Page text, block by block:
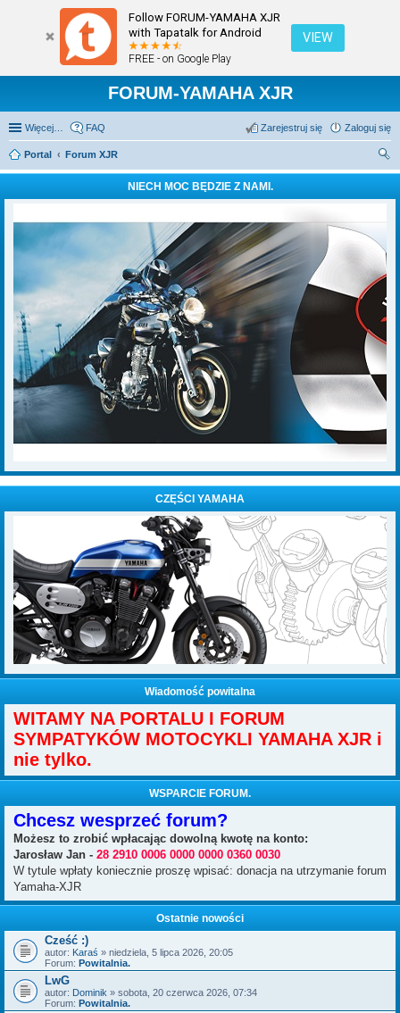
Follow FORUM-YAMAHA XJR
with Tapatalk for Android
FREE - on Google Play
VIEW
FORUM-YAMAHA XJR
Więcej… FAQ Zaloguj się
Zarejestruj się
Portal
Forum XJR
zu
kaj
NIECH MOC BĘDZIE Z NAMI.
CZĘŚCI YAMAHA
Wiadomość powitalna
WITAMY NA PORTALU I FORUM
SYMPATYKÓW MOTOCYKLI YAMAHA XJR i
nie tylko.
WSPARCIE FORUM.
Chcesz wesprzeć forum?
Możesz to zrobić wpłacając dowolną kwotę na konto:
Jarosław Jan - 28 2910 0006 0000 0000 0360 0030
W tytule wpłaty koniecznie proszę wpisać: donacja na utrzymanie forum
Yamaha-XJR
Ostatnie nowości
Cześć :)
autor: Karaś » niedziela, 5 lipca 2026, 20:05
Forum: Powitalnia.
LwG
autor: Dominik » sobota, 20 czerwca 2026, 07:34
Forum: Powitalnia.